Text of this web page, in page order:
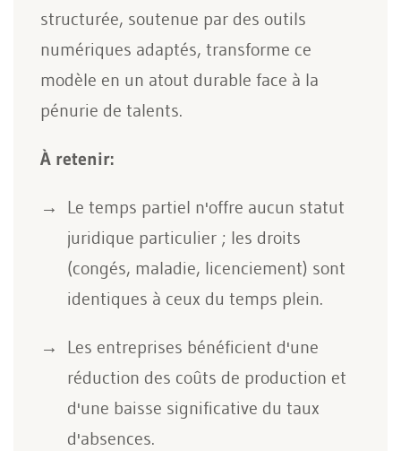
structurée, soutenue par des outils
numériques adaptés, transforme ce
modèle en un atout durable face à la
pénurie de talents.
À retenir:
Le temps partiel n'offre aucun statut
juridique particulier ; les droits
(congés, maladie, licenciement) sont
identiques à ceux du temps plein.
Les entreprises bénéficient d'une
réduction des coûts de production et
d'une baisse significative du taux
d'absences.